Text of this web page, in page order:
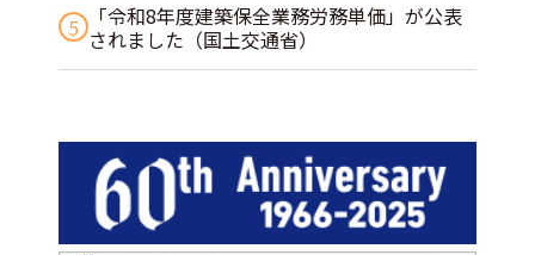
5
「令和8年度建築保全業務労務単価」が公表
されました（国土交通省）